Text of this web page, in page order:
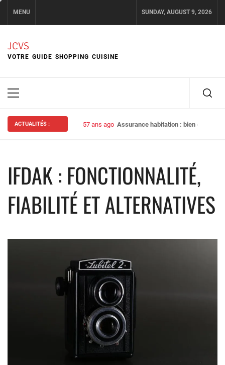
content
MENU SUNDAY, AUGUST 9, 2026
JCVS
VOTRE GUIDE SHOPPING CUISINE
Primary
ACTUALITÉS : 57 ans ago Assurance habitation : bien choisir
IFDAK : FONCTIONNALITÉ,
FIABILITÉ ET ALTERNATIVES